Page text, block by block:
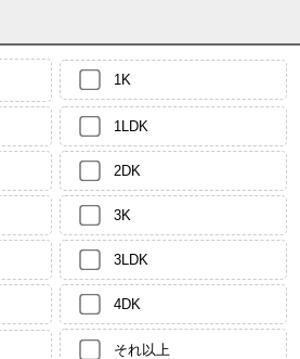
1K
1LDK
2DK
3K
3LDK
4DK
それ以上